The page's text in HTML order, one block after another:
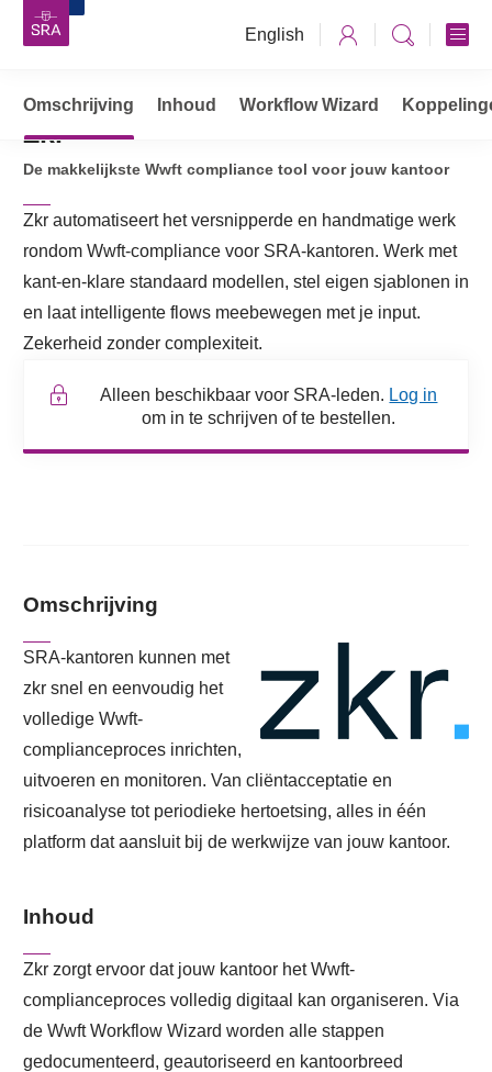
English
Vaktechniek
Vaktechnische tooling
Zkr
De makkelijkste Wwft compliance tool voor jouw kantoor
Zkr automatiseert het versnipperde en handmatige werk
rondom Wwft-compliance voor SRA-kantoren. Werk met
kant-en-klare standaard modellen, stel eigen sjablonen in
en laat intelligente flows meebewegen met je input.
Zekerheid zonder complexiteit.
Alleen beschikbaar voor SRA-leden. Log in
om in te schrijven of te bestellen.
Omschrijving Inhoud Workflow Wizard
Omschrijving
SRA-kantoren kunnen met
zkr snel en eenvoudig het
volledige Wwft-
complianceproces inrichten,
uitvoeren en monitoren. Van cliëntacceptatie en
risicoanalyse tot periodieke hertoetsing, alles in één
platform dat aansluit bij de werkwijze van jouw kantoor.
Inhoud
Zkr zorgt ervoor dat jouw kantoor het Wwft-
complianceproces volledig digitaal kan organiseren. Via
de Wwft Workflow Wizard worden alle stappen
gedocumenteerd, geautoriseerd en kantoorbreed